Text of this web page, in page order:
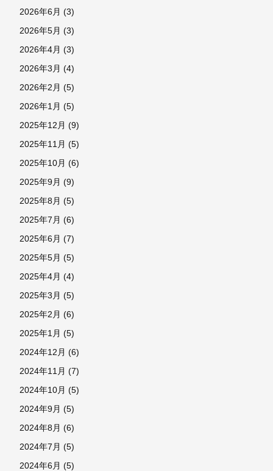
2026年6月 (3)
2026年5月 (3)
2026年4月 (3)
2026年3月 (4)
2026年2月 (5)
2026年1月 (5)
2025年12月 (9)
2025年11月 (5)
2025年10月 (6)
2025年9月 (9)
2025年8月 (5)
2025年7月 (6)
2025年6月 (7)
2025年5月 (5)
2025年4月 (4)
2025年3月 (5)
2025年2月 (6)
2025年1月 (5)
2024年12月 (6)
2024年11月 (7)
2024年10月 (5)
2024年9月 (5)
2024年8月 (6)
2024年7月 (5)
2024年6月 (5)